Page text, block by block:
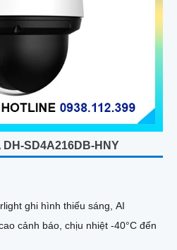
SD4A216DB-HNY
ghi hình thiếu sáng, AI
cảnh báo, chịu nhiệt -40°C đến